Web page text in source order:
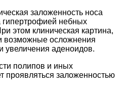
заложенность носа
гипертрофией небных
этом клиническая картина,
возможные осложнения
увеличения аденоидов.
полипов и иных
проявляться заложенностью